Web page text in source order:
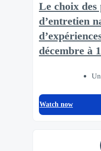
Le choix des
d’entretien
décembre à
Watch now